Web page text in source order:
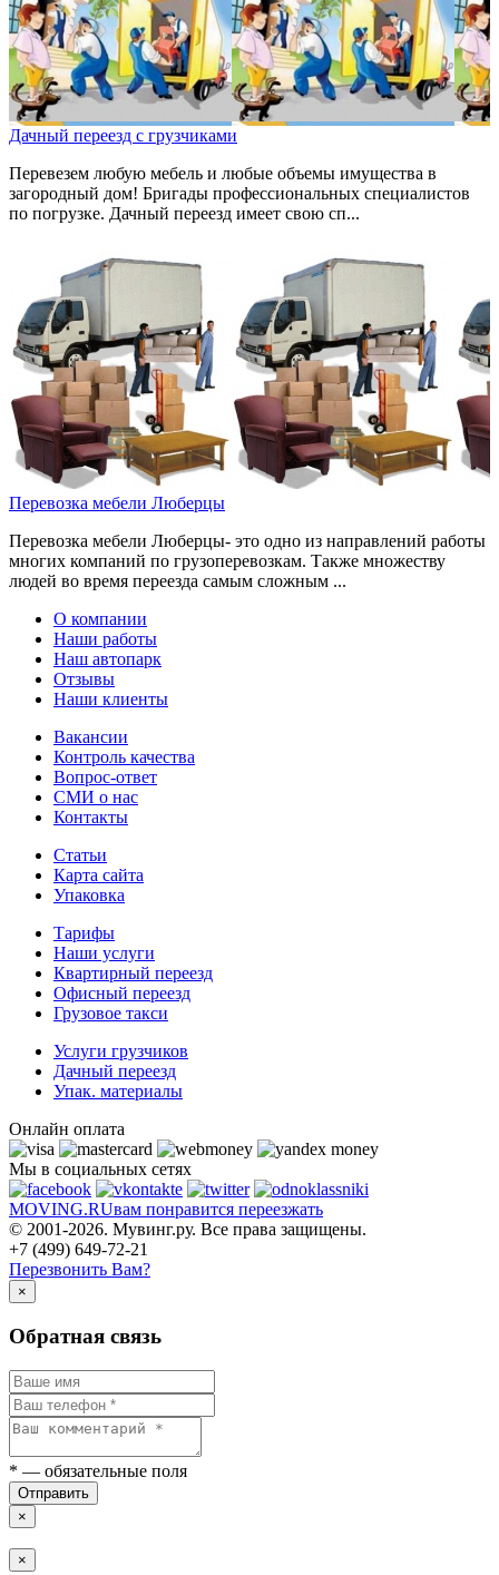
Дачный переезд с грузчиками
Перевезем любую мебель и любые объемы имущества в
загородный дом! Бригады профессиональных специалистов
по погрузке. Дачный переезд имеет свою сп...
Перевозка мебели Люберцы
Перевозка мебели Люберцы- это одно из направлений работы
многих компаний по грузоперевозкам. Также множеству
людей во время переезда самым сложным ...
О компании
Наши работы
Наш автопарк
Отзывы
Наши клиенты
Вакансии
Контроль качества
Вопрос-ответ
СМИ о нас
Контакты
Статьи
Карта сайта
Упаковка
Тарифы
Наши услуги
Квартирный переезд
Офисный переезд
Грузовое такси
Услуги грузчиков
Дачный переезд
Упак. материалы
Онлайн оплата
Мы в социальных сетях
MOVING.RUвам понравится переезжать
© 2001-2026. Мувинг.ру. Все права защищены.
+7 (499) 649-72-21
Перезвонить Вам?
×
Обратная связь
* — обязательные поля
Отправить
×
×